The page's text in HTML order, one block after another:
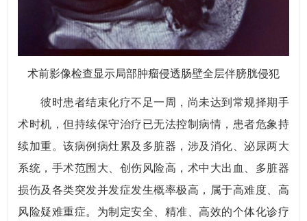
术前影像检查显示局部肿瘤侵透肠壁全层伴膀胱侵犯
彼时患者结束化疗不足一周，尚未达到常规择期手
术时机，但持续保守治疗已无法控制病情，患者危象持
续加重。该病例病灶累及多脏器，涉及消化、泌尿两大
系统，手术范围大、创伤风险高，术中大出血、多脏器
损伤及各类突发并发症发生概率极高，属于高难度、高
风险疑难重症。为制定安全、精准、高效的个体化诊疗